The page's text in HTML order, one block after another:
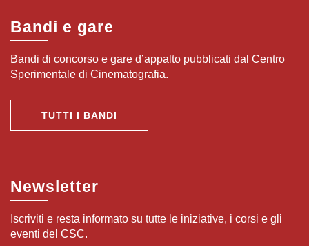
Bandi e gare
Bandi di concorso e gare d’appalto pubblicati dal Centro
Sperimentale di Cinematografia.
TUTTI I BANDI
Newsletter
Iscriviti e resta informato su tutte le iniziative, i corsi e gli
eventi del CSC.